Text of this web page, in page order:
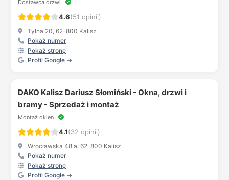
Dostawca drzwi
4.6(51 opinii)
Tylna 20, 62-800 Kalisz
Pokaż numer
Pokaż stronę
Profil Google →
DAKO Kalisz Dariusz Słomiński - Okna, drzwi i
bramy - Sprzedaż i montaż
Montaż okien
4.1(32 opinii)
Wrocławska 48 a, 62-800 Kalisz
Pokaż numer
Pokaż stronę
Profil Google →